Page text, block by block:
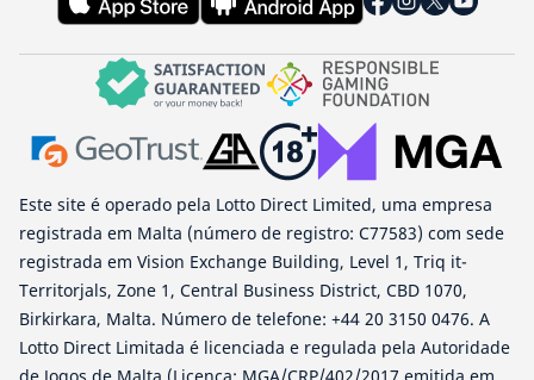
Este site é operado pela Lotto Direct Limited, uma empresa
registrada em Malta (número de registro: C77583) com sede
registrada em Vision Exchange Building, Level 1, Triq it-
Territorjals, Zone 1, Central Business District, CBD 1070,
Birkirkara, Malta. Número de telefone: +44 20 3150 0476. A
Lotto Direct Limitada é licenciada e regulada pela Autoridade